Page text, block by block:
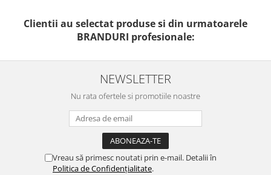
Clientii au selectat produse si din urmatoarele
BRANDURI profesionale:
NEWSLETTER
Nu rata ofertele si promotiile noastre
Vreau să primesc noutati prin e-mail. Detalii în
Politica de Confidențialitate.